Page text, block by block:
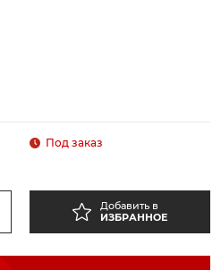
Под заказ
Добавить в
ИЗБРАННОЕ